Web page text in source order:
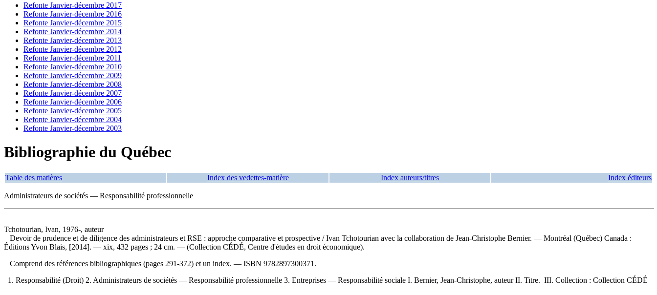
Refonte Janvier-décembre 2017
Refonte Janvier-décembre 2016
Refonte Janvier-décembre 2015
Refonte Janvier-décembre 2014
Refonte Janvier-décembre 2013
Refonte Janvier-décembre 2012
Refonte Janvier-décembre 2011
Refonte Janvier-décembre 2010
Refonte Janvier-décembre 2009
Refonte Janvier-décembre 2008
Refonte Janvier-décembre 2007
Refonte Janvier-décembre 2006
Refonte Janvier-décembre 2005
Refonte Janvier-décembre 2004
Refonte Janvier-décembre 2003
Bibliographie du Québec
Table des matières Index des vedettes-matière Index auteurs/titres Index éditeurs
Administrateurs de sociétés — Responsabilité professionnelle
Tchotourian, Ivan, 1976-, auteur
Devoir de prudence et de diligence des administrateurs et RSE : approche comparative et prospective / Ivan Tchotourian avec la collaboration de Jean-Christophe Bernier. — Montréal (Québec) Canada :
Éditions Yvon Blais, [2014]. — xix, 432 pages ; 24 cm. — (Collection CÉDÉ, Centre d'études en droit économique).
Comprend des références bibliographiques (pages 291-372) et un index. — ISBN 9782897300371 .
1. Responsabilité (Droit) 2. Administrateurs de sociétés — Responsabilité professionnelle 3. Entreprises — Responsabilité sociale I. Bernier, Jean-Christophe, auteur II. Titre. III. Collection : Collection CÉDÉ